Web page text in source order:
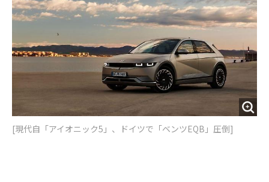
[現代自「アイオニック5」、ドイツで「ベンツEQB」圧倒]